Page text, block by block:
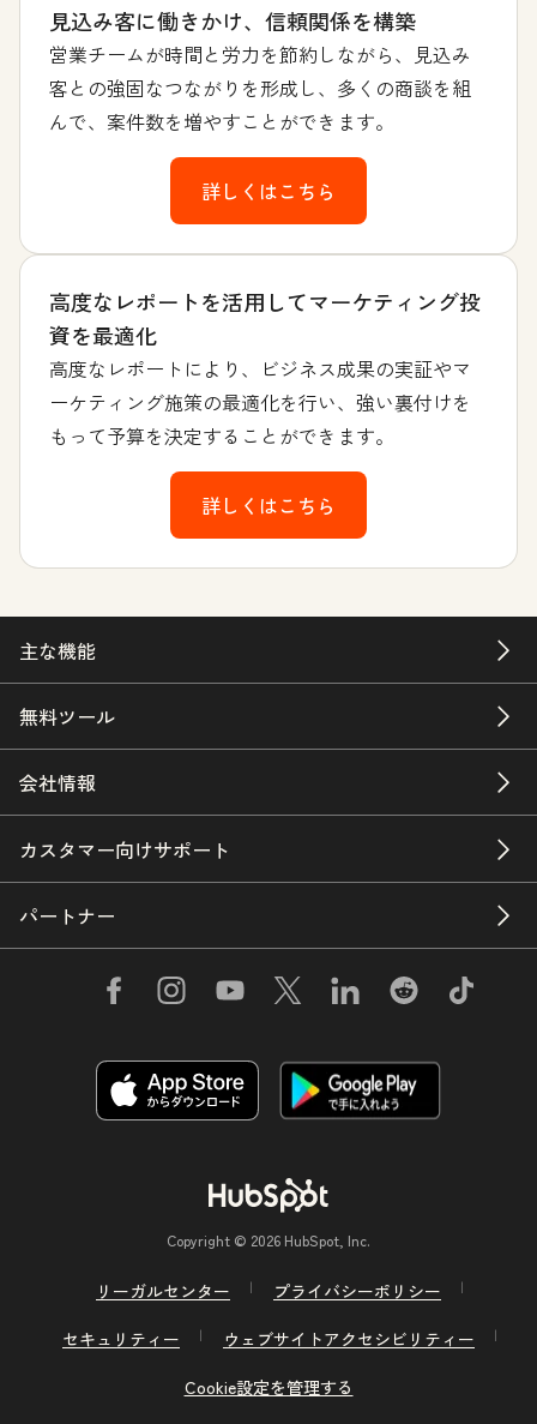
見込み客に働きかけ、信頼関係を構築
営業チームが時間と労力を節約しながら、見込み
客との強固なつながりを形成し、多くの商談を組
んで、案件数を増やすことができます。
詳しくはこちら
高度なレポートを活用してマーケティング投
資を最適化
高度なレポートにより、ビジネス成果の実証やマ
ーケティング施策の最適化を行い、強い裏付けを
もって予算を決定することができます。
詳しくはこちら
主な機能
無料ツール
会社情報
カスタマー向けサポート
パートナー
Copyright © 2026 HubSpot, Inc.
リーガルセンター
プライバシーポリシー
セキュリティー
ウェブサイトアクセシビリティー
Cookie設定を管理する